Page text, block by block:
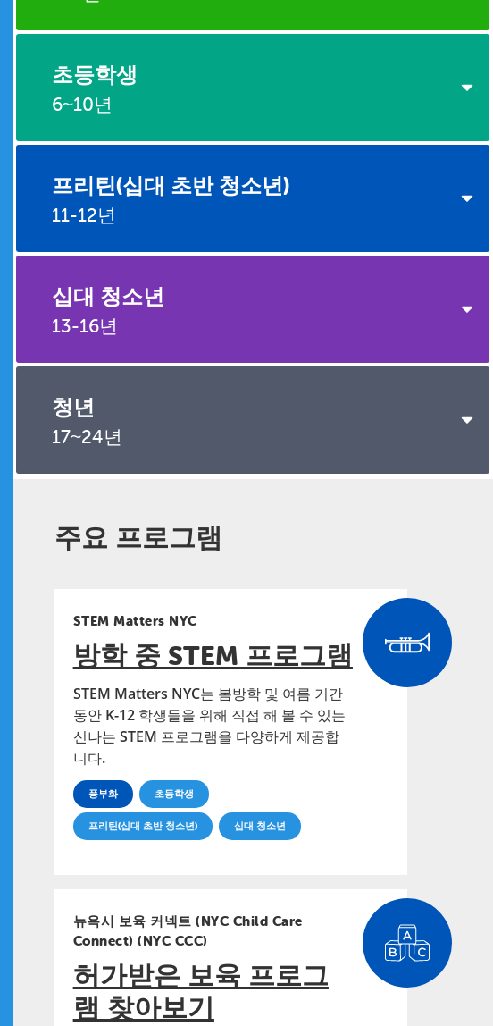
브레인 빌딩
초등학생
6~10년
6세
프리틴(십대 초반 청소년)
11-12년
십대 청소년
13-16년
청년
17~24년
17~20세
주요 프로그램
STEM Matters NYC
방학 중 STEM 프로그램
STEM Matters NYC는 봄방학 및 여름 기간
동안 K-12 학생들을 위해 직접 해 볼 수 있는
신나는 STEM 프로그램을 다양하게 제공합
니다.
풍부화 초등학생
프리틴(십대 초반 청소년) 십대 청소년
뉴욕시 보육 커넥트 (NYC Child Care
Connect) (NYC CCC)
허가받은 보육 프로그
램 찾아보기